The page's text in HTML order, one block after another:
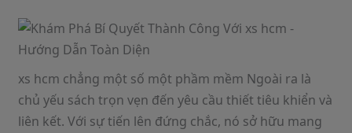
xs hcm chẳng một số một phầm mềm Ngoài ra là
chủ yếu sách trọn vẹn đến yêu cầu thiết tiêu khiển và
liên kết. Với sự tiến lên đứng chắc, nó sở hữu mang